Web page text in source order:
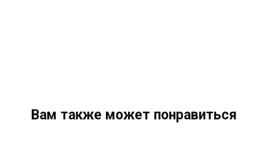
Вам также может понравиться